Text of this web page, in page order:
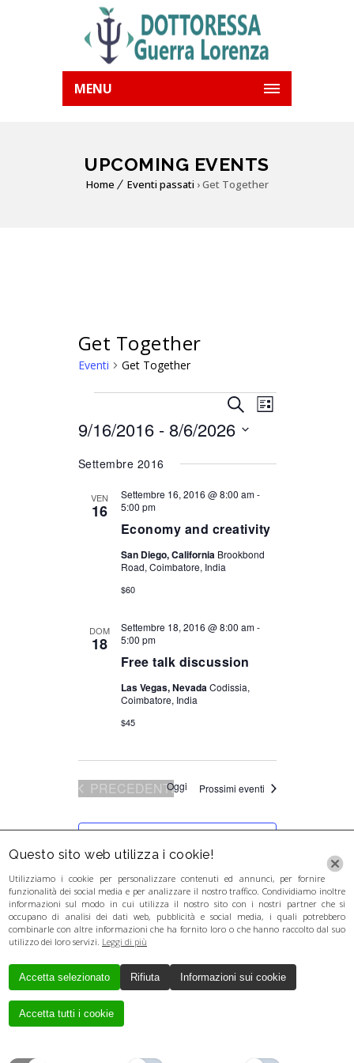
MENU
UPCOMING EVENTS
Home Eventi passati › Get Together
Get Together
Eventi Get Together
Eventi
Ricerca
Navigazione
CERCAEvento
Viste
LISTA
9/16/2016 - 8/6/2026
Seleziona
data.
Settembre 2016
VEN
16
Economy and creativity
Settembre 16, 2016 @ 8:00 am-
5:00 pm
San Diego, California Brookbond
Road, Coimbatore, India
$60
DOM
18
Free talk discussion
Settembre 18, 2016 @ 8:00 am-
5:00 pm
Las Vegas, NevadaCodissia,
Coimbatore, India
$45
EVENTI
PRECEDENTIOggi Prossimi eventi
Creato da Local Web
Copyrights © 2017
GUERRA LORENZA - P. IVA 03346281201 - P.
IVA 03346281201 - P. IVA 03346281201 - P.
Tutti i diritti riservati.
Questo sito web utilizza i cookie!
Utilizziamo i cookie per personalizzare contenuti ed annunci, per fornire
funzionalità dei social media e per analizzare il nostro traffico. Condividiamo inoltre
informazioni sul modo in cui utilizza il nostro sito con i nostri partner che si
occupano di analisi dei dati web, pubblicità e social media, i quali potrebbero
combinarle con altre informazioni che ha fornito loro o che hanno raccolto dal suo
utilizzo dei loro servizi. Leggi di più
Accetta selezionato Rifiuta Informazioni sui cookie
Accetta tutti i cookie